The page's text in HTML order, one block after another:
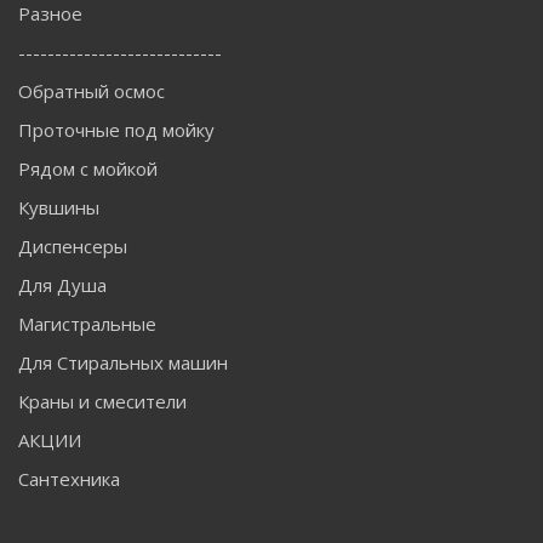
специальные буровые инструменты. Поскольку в разных
Разное
----------------------------
Обратный осмос
Проточные под мойку
Рядом с мойкой
Кувшины
Диспенсеры
Для Душа
Магистральные
Для Стиральных машин
Краны и смесители
АКЦИИ
Сантехника